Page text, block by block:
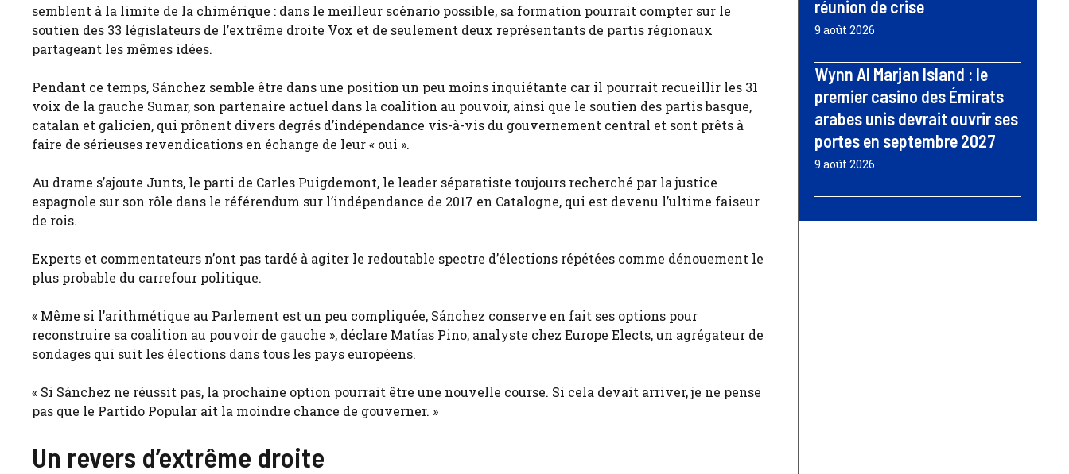
semblent à la limite de la chimérique : dans le meilleur scénario possible, sa formation pourrait compter sur le
soutien des 33 législateurs de l’extrême droite Vox et de seulement deux représentants de partis régionaux
partageant les mêmes idées.
Pendant ce temps, Sánchez semble être dans une position un peu moins inquiétante car il pourrait recueillir les 31
voix de la gauche Sumar, son partenaire actuel dans la coalition au pouvoir, ainsi que le soutien des partis basque,
catalan et galicien, qui prônent divers degrés d’indépendance vis-à-vis du gouvernement central et sont prêts à
faire de sérieuses revendications en échange de leur « oui ».
Au drame s’ajoute Junts, le parti de Carles Puigdemont, le leader séparatiste toujours recherché par la justice
espagnole sur son rôle dans le référendum sur l’indépendance de 2017 en Catalogne, qui est devenu l’ultime faiseur
de rois.
Experts et commentateurs n’ont pas tardé à agiter le redoutable spectre d’élections répétées comme dénouement le
plus probable du carrefour politique.
« Même si l’arithmétique au Parlement est un peu compliquée, Sánchez conserve en fait ses options pour
reconstruire sa coalition au pouvoir de gauche », déclare Matías Pino, analyste chez Europe Elects, un agrégateur de
sondages qui suit les élections dans tous les pays européens.
« Si Sánchez ne réussit pas, la prochaine option pourrait être une nouvelle course. Si cela devait arriver, je ne pense
pas que le Partido Popular ait la moindre chance de gouverner. »
Un revers d’extrême droite
réunion de crise
9 août 2026
Wynn Al Marjan Island : le
premier casino des Émirats
arabes unis devrait ouvrir ses
portes en septembre 2027
9 août 2026